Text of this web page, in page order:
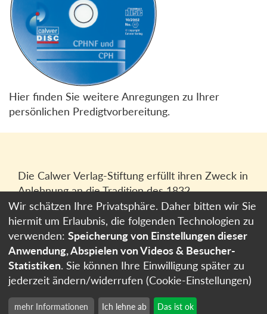
Hier finden Sie weitere Anregungen zu Ihrer
persönlichen Predigtvorbereitung.
Die Calwer Verlag-Stiftung erfüllt ihren Zweck in
Anlehnung an die Tradition des 1832
gegründeten Calwer Verlagsvereins, der
heutigen Calwer Verlag Bücher und Medien
GmbHin Stuttgart.
Impressum
Datenschutzerklärung
Cookie-Einstellungen
Wir schätzen Ihre Privatsphäre. Daher bitten wir Sie
hiermit um Erlaubnis, die folgenden Technologien zu
verwenden: Speicherung von Einstellungen dieser
Anwendung, Abspielen von Videos & Besucher-
Statistiken. Sie können Ihre Einwilligung später zu
jederzeit ändern/widerrufen (Cookie-Einstellungen)
mehr Informationen Ich lehne ab Das ist ok